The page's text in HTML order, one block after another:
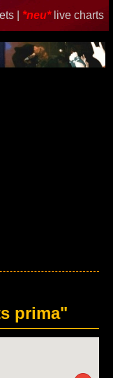
| *neu* live charts
prima"